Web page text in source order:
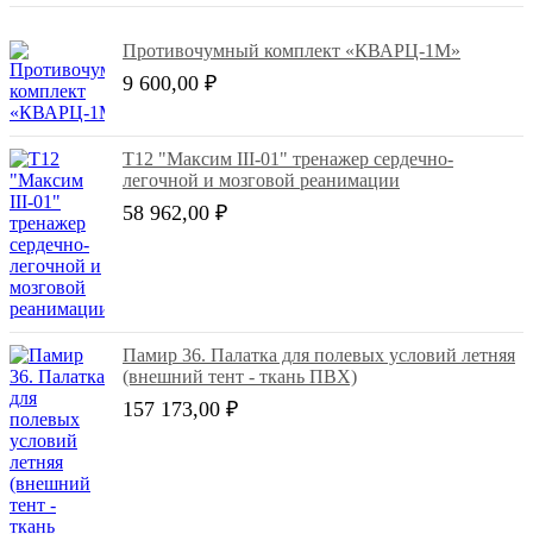
Противочумный комплект «КВАРЦ-1М»
9 600,00 ₽
Т12 "Максим III-01" тренажер сердечно-
легочной и мозговой реанимации
58 962,00 ₽
Памир 36. Палатка для полевых условий летняя
(внешний тент - ткань ПВХ)
157 173,00 ₽